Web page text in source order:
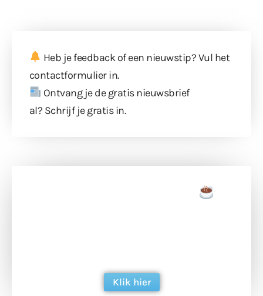
Heb je feedback of een nieuwstip? Vul het
contactformulierin.
Ontvang je de gratis nieuwsbrief
al? Schrijf je gratis in.
Klik hier